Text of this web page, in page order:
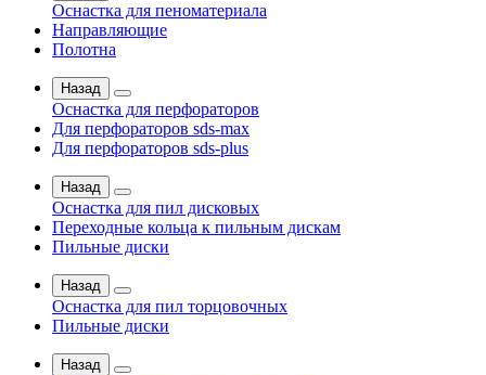
Оснастка для пеноматериала
Направляющие
Полотна
Назад
Оснастка для перфораторов
Для перфораторов sds-max
Для перфораторов sds-plus
Назад
Оснастка для пил дисковых
Переходные кольца к пильным дискам
Пильные диски
Назад
Оснастка для пил торцовочных
Пильные диски
Назад